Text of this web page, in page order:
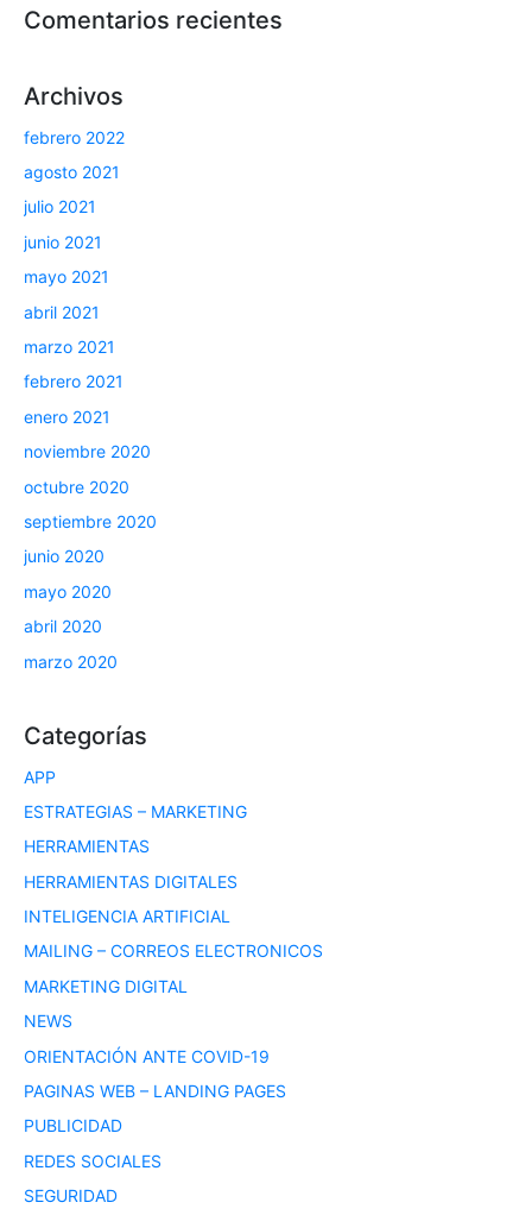
Comentarios recientes
Archivos
febrero 2022
agosto 2021
julio 2021
junio 2021
mayo 2021
abril 2021
marzo 2021
febrero 2021
enero 2021
noviembre 2020
octubre 2020
septiembre 2020
junio 2020
mayo 2020
abril 2020
marzo 2020
Categorías
APP
ESTRATEGIAS – MARKETING
HERRAMIENTAS
HERRAMIENTAS DIGITALES
INTELIGENCIA ARTIFICIAL
MAILING – CORREOS ELECTRONICOS
MARKETING DIGITAL
NEWS
ORIENTACIÓN ANTE COVID-19
PAGINAS WEB – LANDING PAGES
PUBLICIDAD
REDES SOCIALES
SEGURIDAD